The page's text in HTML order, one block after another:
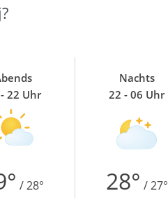
22 Uhr
Nachts
22 - 06 Uhr
/ 28° 28° / 27°
heute